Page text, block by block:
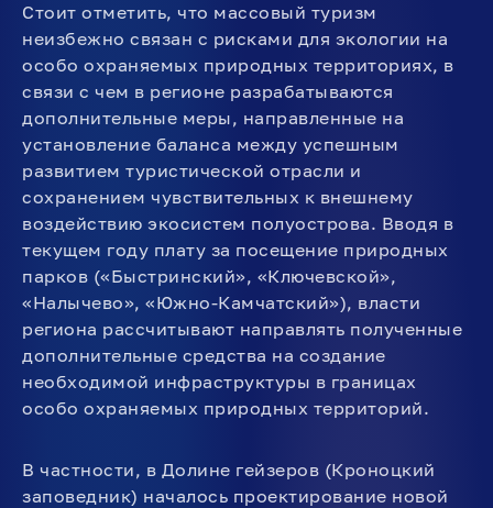
Стоит отметить, что массовый туризм
неизбежно связан с рисками для экологии на
особо охраняемых природных территориях, в
связи с чем в регионе разрабатываются
дополнительные меры, направленные на
установление баланса между успешным
развитием туристической отрасли и
сохранением чувствительных к внешнему
воздействию экосистем полуострова. Вводя в
текущем году плату за посещение природных
парков («Быстринский», «Ключевской»,
«Налычево», «Южно-Камчатский»), власти
региона рассчитывают направлять полученные
дополнительные средства на создание
необходимой инфраструктуры в границах
особо охраняемых природных территорий.
В частности, в Долине гейзеров (Кроноцкий
заповедник) началось проектирование новой